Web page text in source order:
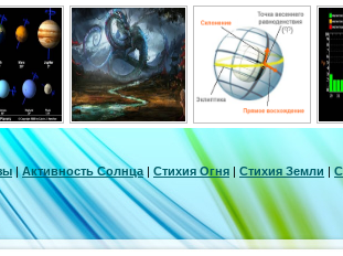
|Активность Солнца | Стихия Огня | Стихия Земли |